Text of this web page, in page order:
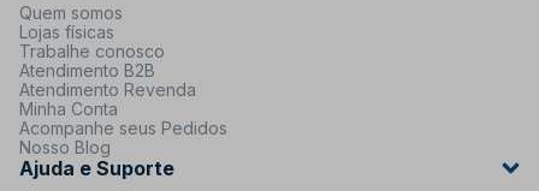
Quem somos
Lojas físicas
Trabalhe conosco
Atendimento B2B
Atendimento Revenda
Minha Conta
Acompanhe seus Pedidos
Nosso Blog
Ajuda e Suporte